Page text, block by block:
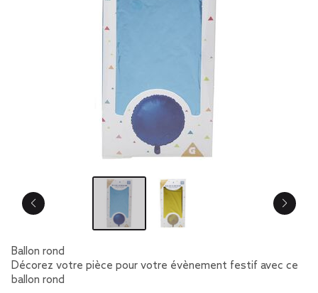
Ballon rond
Décorez votre pièce pour votre évènement festif avec ce
ballon rond